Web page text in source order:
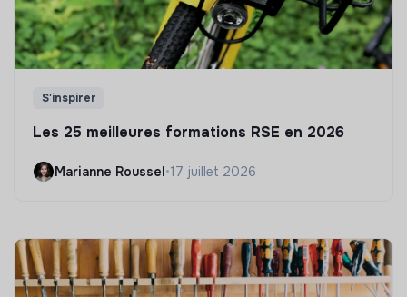
S'inspirer
Les 25 meilleures formations RSE en 2026
Marianne Roussel•17 juillet 2026